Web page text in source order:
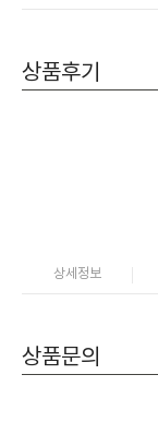
상품후기
상세정보
상품문의